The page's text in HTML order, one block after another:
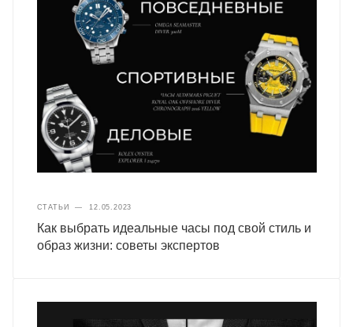
СТАТЬИ — 12.05.2023
Как выбрать идеальные часы под свой стиль и
образ жизни: советы экспертов